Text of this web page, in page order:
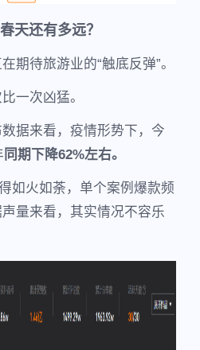
天还有多远？
期待旅游业的“触底反弹”。
一次凶猛。
据来看，疫情形势下，今
同期下降62%左右。
如火如荼，单个案例爆款频
量来看，其实情况不容乐